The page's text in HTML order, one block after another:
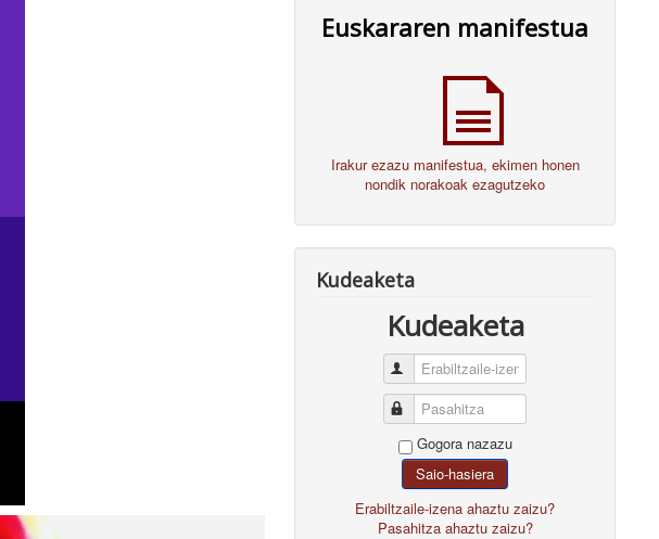
Euskararen manifestua
Irakur ezazu manifestua, ekimen honen
nondik norakoak ezagutzeko
Kudeaketa
Kudeaketa
Erabiltzaile-izena
Pasahitza
Gogora nazazu
Saio-hasiera
Erabiltzaile-izena ahaztu zaizu?
Pasahitza ahaztu zaizu?